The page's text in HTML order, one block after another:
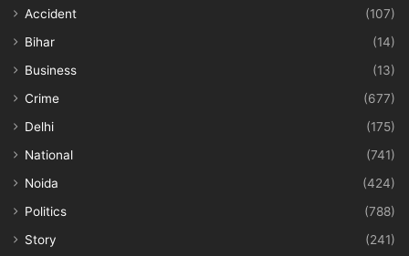
Accident
(107)
Bihar
(14)
Business
(13)
Crime
(677)
Delhi
(175)
National
(741)
Noida
(424)
Politics
(788)
Story
(241)